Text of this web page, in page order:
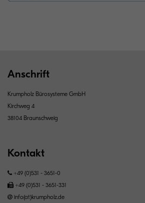
Anschrift
Krumpholz Bürosysteme GmbH
Kirchweg 4
38104 Braunschweig
Kontakt
+49 (0)531 - 3651-0
+49 (0)531 - 3651-331
info(at)krumpholz.de